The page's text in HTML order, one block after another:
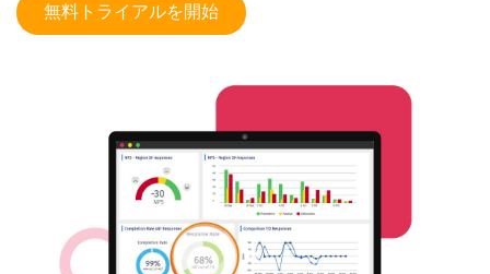
無料トライアルを開始